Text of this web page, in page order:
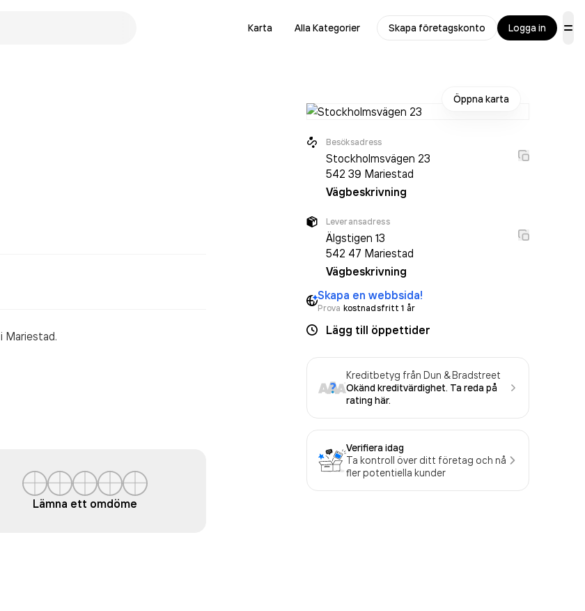
Karta Alla Kategorier Skapa företagskonto Logga in
i Mariestad.
Lämna ett omdöme
Öppna karta
Besöksadress
Stockholmsvägen 23
542 39 Mariestad
Vägbeskrivning
Leveransadress
Älgstigen 13
542 47 Mariestad
Vägbeskrivning
Skapa en webbsida!
Prova kostnadsfritt 1 år
Lägg till öppettider
Kreditbetyg från Dun & Bradstreet
Okänd kreditvärdighet. Ta reda på
rating här.
Verifiera idag
Ta kontroll över ditt företag och nå
fler potentiella kunder